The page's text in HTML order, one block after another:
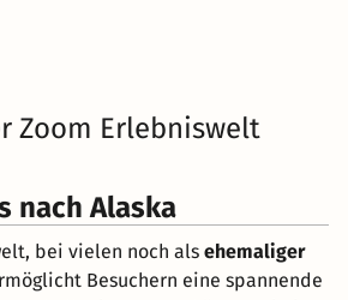
Zoom Erlebniswelt
nach Alaska
bei vielen noch als ehemaliger
Besuchern eine spannende